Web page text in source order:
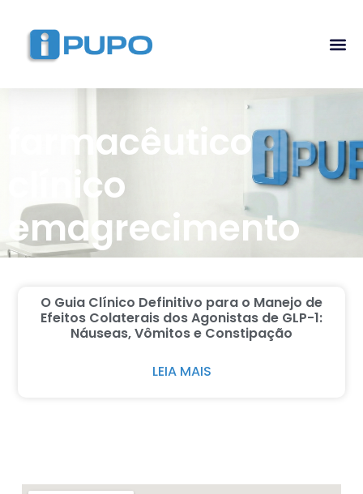
farmacêutico
clínico
emagrecimento
O Guia Clínico Definitivo para o Manejo de
Efeitos Colaterais dos Agonistas de GLP-1:
Náuseas, Vômitos e Constipação
LEIA MAIS